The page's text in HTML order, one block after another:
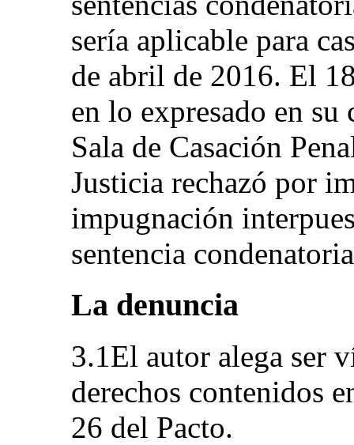
sería aplicable para
de abril de 2016. El
en lo expresado en su
Sala de Casación
Justicia rechazó por
impugnación
sentencia
La denuncia
3.1El autor alega ser
derechos contenidos
26 del Pacto.